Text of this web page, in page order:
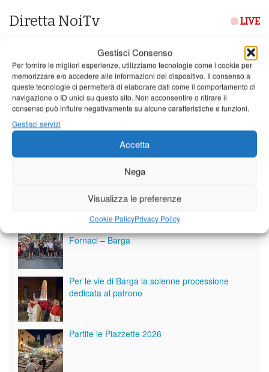
Gestisci Consenso
Per fornire le migliori esperienze, utilizziamo tecnologie come i cookie per
memorizzare e/o accedere alle informazioni del dispositivo. Il consenso a
queste tecnologie ci permetterà di elaborare dati come il comportamento di
navigazione o ID unici su questo sito. Non acconsentire o ritirare il
consenso può influire negativamente su alcune caratteristiche e funzioni.
Gestisci servizi
Accetta
Nega
Visualizza le preferenze
Cookie PolicyPrivacy Policy
Diretta NoiTv LIVE
Giornale di Barga Tv
Fornaci – Barga
Per le vie di Barga la solenne processione
dedicata al patrono
Partite le Piazzette 2026